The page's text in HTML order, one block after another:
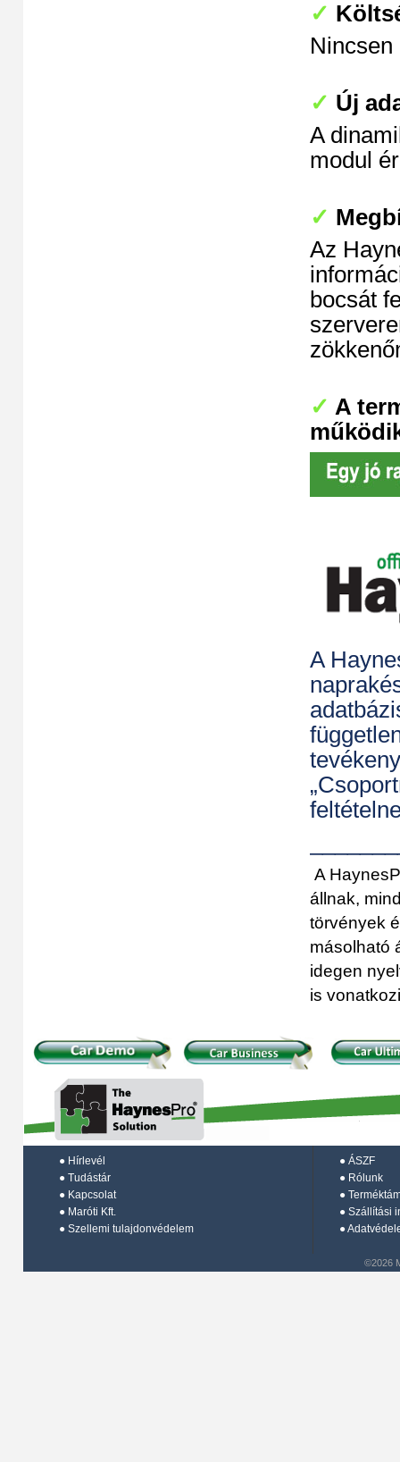
✓
✓ Új
A
modul
✓
Az
bocsát
✓ A
A
A
állnak,
törvények
másolható
idegen
is
● Hírlevél
● Tudástár
● Kapcsolat
● Maróti Kft.
● Szellemi tulajdonvédelem
● ÁSZF
● Rólunk
●
● Szállítási
●
©2026